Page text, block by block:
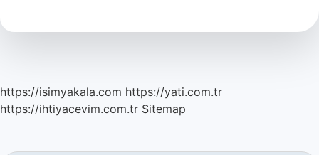
Mi
https://isimyakala.com https://yati.com.tr
https://ihtiyacevim.com.tr Sitemap